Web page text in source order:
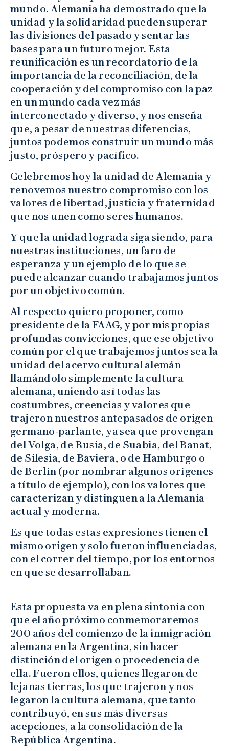
mundo. Alemania ha demostrado que la
unidad y la solidaridad pueden superar
las divisiones del pasado y sentar las
bases para un futuro mejor. Esta
reunificación es un recordatorio de la
importancia de la reconciliación, de la
cooperación y del compromiso con la paz
en un mundo cada vez más
interconectado y diverso, y nos enseña
que, a pesar de nuestras diferencias,
juntos podemos construir un mundo más
justo, próspero y pacífico.
Celebremos hoy la unidad de Alemania y
renovemos nuestro compromiso con los
valores de libertad, justicia y fraternidad
que nos unen como seres humanos.
Y que la unidad lograda siga siendo, para
nuestras instituciones, un faro de
esperanza y un ejemplo de lo que se
puede alcanzar cuando trabajamos juntos
por un objetivo común.
Al respecto quiero proponer, como
presidente de la FAAG, y por mis propias
profundas convicciones, que ese objetivo
común por el que trabajemos juntos sea la
unidad del acervo cultural alemán
llamándolo simplemente la cultura
alemana, uniendo así todas las
costumbres, creencias y valores que
trajeron nuestros antepasados de origen
germano-parlante, ya sea que provengan
del Volga, de Rusia, de Suabia, del Banat,
de Silesia, de Baviera, o de Hamburgo o
de Berlín (por nombrar algunos orígenes
a título de ejemplo), con los valores que
caracterizan y distinguen a la Alemania
actual y moderna.
Es que todas estas expresiones tienen el
mismo origen y solo fueron influenciadas,
con el correr del tiempo, por los entornos
en que se desarrollaban.
Esta propuesta va en plena sintonía con
que el año próximo conmemoraremos
200 años del comienzo de la inmigración
alemana en la Argentina, sin hacer
distinción del origen o procedencia de
ella. Fueron ellos, quienes llegaron de
lejanas tierras, los que trajeron y nos
legaron la cultura alemana, que tanto
contribuyó, en sus más diversas
acepciones, a la consolidación de la
República Argentina.